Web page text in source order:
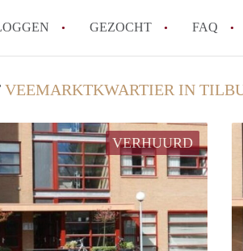
GEZOCHT FAQ
Wat is AppartementenTilburg?
Hoeveel kost het om te reageren op een
Wat is de privacyverklaring van
Berekent AppartementenTilburg
makelaarsvergoeding/
Alle veelgestelde vragen
VEEMARKTKWARTIER IN
VERHUURD